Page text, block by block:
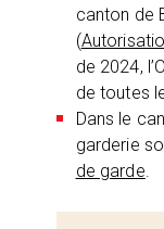
canton de
(
de 2024,
de toutes
Dans le
garderie
de garde